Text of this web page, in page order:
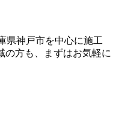
県神戸市を中心に施工
の方も、まずはお気軽に